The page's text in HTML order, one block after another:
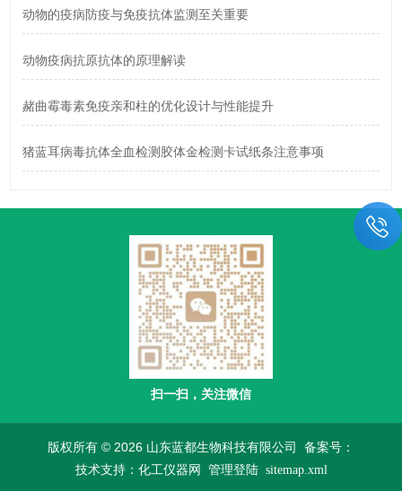
动物的疫病防疫与免疫抗体监测至关重要
动物疫病抗原抗体的原理解读
赭曲霉毒素免疫亲和柱的优化设计与性能提升
猪蓝耳病毒抗体全血检测胶体金检测卡试纸条注意事项
扫一扫，关注微信
版权所有 © 2026 山东蓝都生物科技有限公司 备案号：
技术支持： 化工仪器网 管理登陆 sitemap.xml